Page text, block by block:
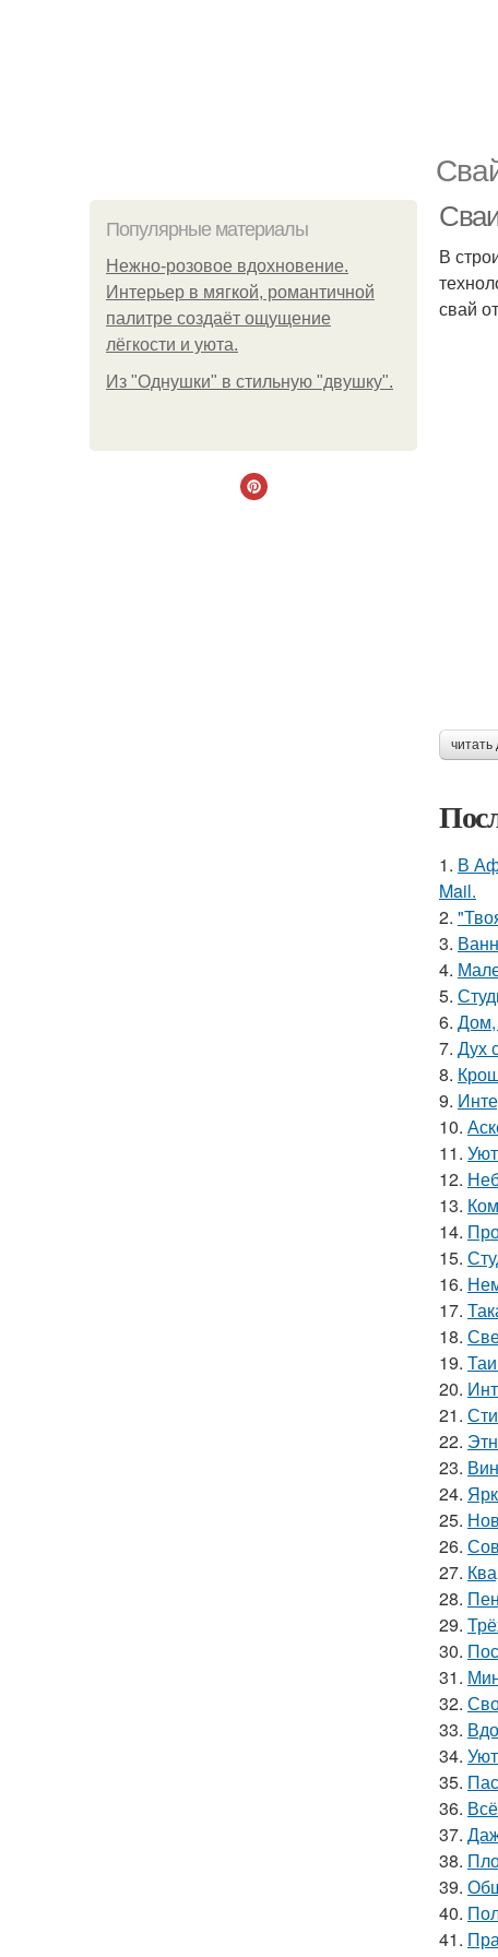
Популярные материалы
Нежно-розовое вдохновение.
Интерьер в мягкой, романтичной
палитре создаёт ощущение
лёгкости и уюта.
Из "Однушки" в стильную "двушку".
В
свай
1. В
Mail.
2.
3.
4.
5.
6. Дом,
7. Дух
8.
9.
10.
11.
12.
13.
14.
15.
16.
17.
18.
19.
20.
21.
22.
23.
24.
25.
26.
27.
28.
29.
30.
31.
32.
33.
34.
35.
36.
37.
38.
39.
40.
41.